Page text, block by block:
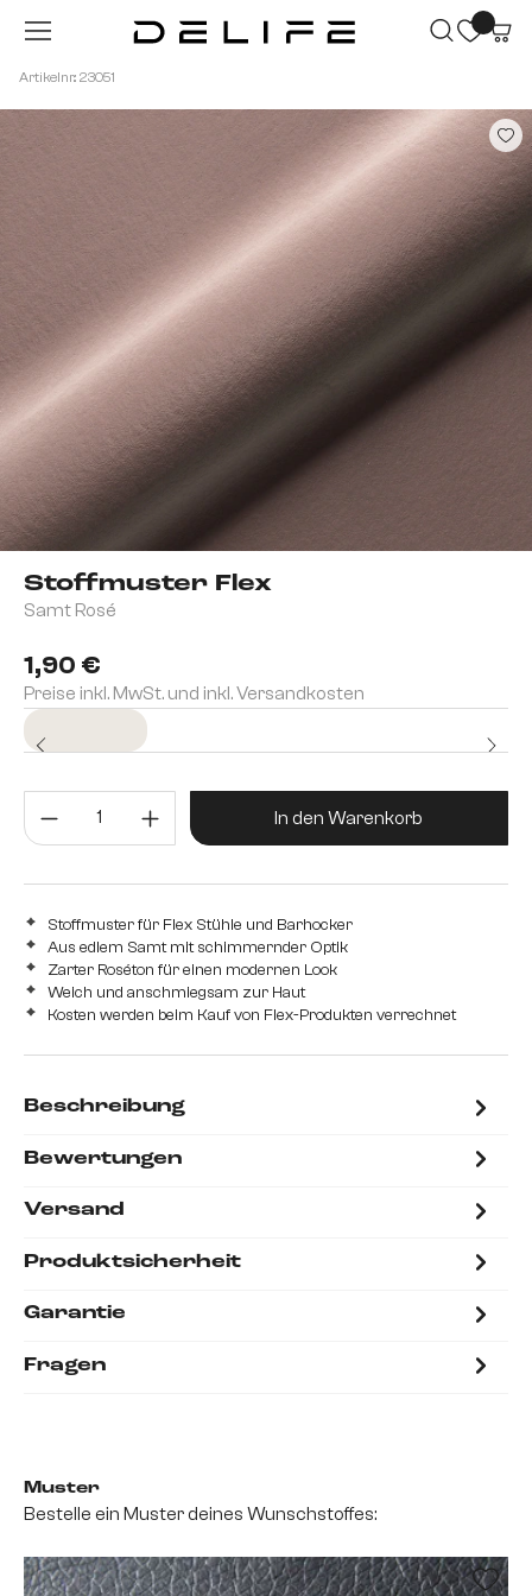
Zum Hauptinhalt springen
Artikelnr.: 23051
Stoffmuster Flex
Samt Rosé
1,90 €
Preise inkl. MwSt. und inkl. Versandkosten
Produkt Anzahl: Gib den
In den Warenkorb
Stoffmuster für Flex Stühle und Barhocker
Aus edlem Samt mit schimmernder Optik
Zarter Roséton für einen modernen Look
Weich und anschmiegsam zur Haut
Kosten werden beim Kauf von Flex-Produkten verrechnet
Beschreibung
Bewertungen
Versand
Produktsicherheit
Garantie
Fragen
Muster
Bestelle ein Muster deines Wunschstoffes: